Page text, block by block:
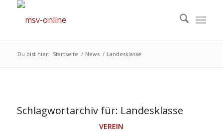
Du bist hier: Startseite / News / Landesklasse
Schlagwortarchiv für: Landesklasse
VEREIN